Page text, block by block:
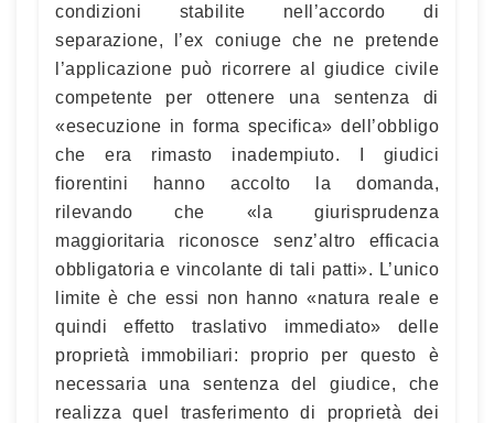
condizioni stabilite nell’accordo di
separazione, l’ex coniuge che ne pretende
l’applicazione può ricorrere al giudice civile
competente per ottenere una sentenza di
«esecuzione in forma specifica» dell’obbligo
che era rimasto inadempiuto. I giudici
fiorentini hanno accolto la domanda,
rilevando che «la giurisprudenza
maggioritaria riconosce senz’altro efficacia
obbligatoria e vincolante di tali patti». L’unico
limite è che essi non hanno «natura reale e
quindi effetto traslativo immediato» delle
proprietà immobiliari: proprio per questo è
necessaria una sentenza del giudice, che
realizza quel trasferimento di proprietà dei